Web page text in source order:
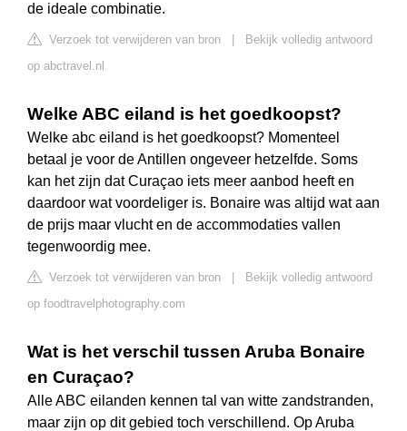
de ideale combinatie.
Verzoek tot verwijderen van bron
Bekijk volledig antwoord
op abctravel.nl
Welke ABC eiland is het goedkoopst?
Welke abc eiland is het goedkoopst? Momenteel
betaal je voor de Antillen ongeveer hetzelfde. Soms
kan het zijn dat Curaçao iets meer aanbod heeft en
daardoor wat voordeliger is. Bonaire was altijd wat aan
de prijs maar vlucht en de accommodaties vallen
tegenwoordig mee.
Verzoek tot verwijderen van bron
Bekijk volledig antwoord
op foodtravelphotography.com
Wat is het verschil tussen Aruba Bonaire
en Curaçao?
Alle ABC eilanden kennen tal van witte zandstranden,
maar zijn op dit gebied toch verschillend. Op Aruba